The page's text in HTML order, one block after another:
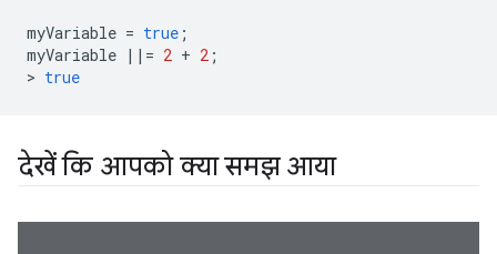
myVariable = true ;
myVariable ||= 2 + 2 ;
> true
देखें कि आपको क्या समझ आया